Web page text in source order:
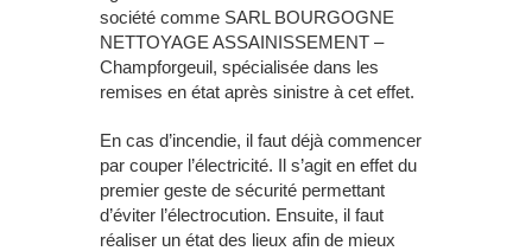
société comme SARL BOURGOGNE
NETTOYAGE ASSAINISSEMENT –
Champforgeuil, spécialisée dans les
remises en état après sinistre à cet effet.
En cas d’incendie, il faut déjà commencer
par couper l’électricité. Il s’agit en effet du
premier geste de sécurité permettant
d’éviter l’électrocution. Ensuite, il faut
réaliser un état des lieux afin de mieux